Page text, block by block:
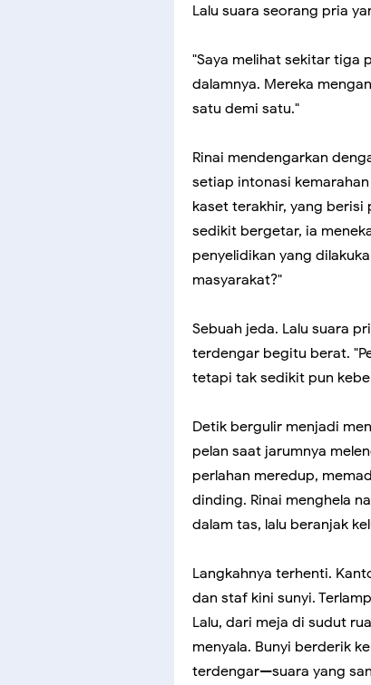
Lalu suara seorang pria
"Saya melihat sekitar tiga
dalamnya. Mereka
satu demi satu."
Rinai mendengarkan
setiap intonasi
kaset terakhir, yang berisi
sedikit bergetar, ia
penyelidikan yang
masyarakat?"
Sebuah jeda. Lalu suara
terdengar begitu berat.
tetapi tak sedikit pun
Detik bergulir menjadi
pelan saat jarumnya
perlahan meredup,
dinding. Rinai menghela
dalam tas, lalu beranjak
Langkahnya terhenti.
dan staf kini sunyi.
Lalu, dari meja di sudut
menyala. Bunyi berderik
terdengar—suara yang